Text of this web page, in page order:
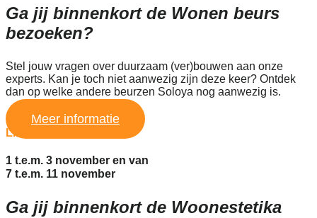
Ga jij binnenkort de Wonen beurs
bezoeken?
Stel jouw vragen over duurzaam (ver)bouwen aan onze
experts. Kan je toch niet aanwezig zijn deze keer? Ontdek
dan op welke andere beurzen Soloya nog aanwezig is.
Meer informatie
Limburghal Genk
1 t.e.m. 3 november en van
7 t.e.m. 11 november
Ga jij binnenkort de Woonestetika